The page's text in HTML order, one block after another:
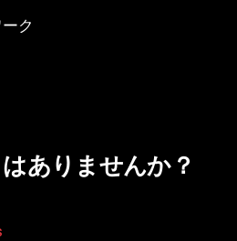
ク
ありませんか？